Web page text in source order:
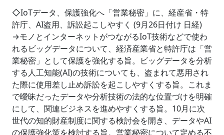
◇IoTデータ、保護強化へ「営業秘密」に、経産省・特
許庁、AI盗用、訴訟起こしやすく (9月26日付け 日経)
→モノとインターネットがつながるIoT技術などで使わ
れるビッグデータについて、経済産業省と特許庁は「営
業秘密」として保護を強化する旨。ビッグデータを分析
する人工知能(AI)の技術についても、盗まれて悪用され
た際に使用差し止め訴訟を起こしやすくする旨。これま
で曖昧だったデータや分析技術の法的な位置づけを明確
にして、関連ビジネスを進めやすくする旨。10月に次
世代の知的財産制度に関する検討会を開き、データやAI
の保護強化策を検討する旨。営業秘密について定める不